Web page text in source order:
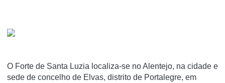
O Forte de Santa Luzia localiza-se no Alentejo, na cidade e
sede de concelho de Elvas, distrito de Portalegre, em